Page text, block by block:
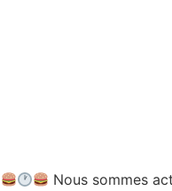
Nous sommes